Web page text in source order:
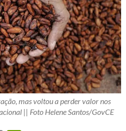
mas voltou a perder valor nos
|| Foto Helene Santos/GovCE